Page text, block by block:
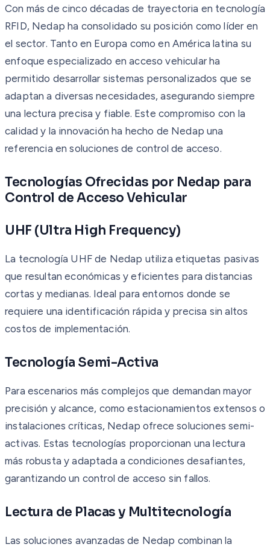
Con más de cinco décadas de trayectoria en tecnología
RFID, Nedap ha consolidado su posición como líder en
el sector. Tanto en Europa como en América latina su
enfoque especializado en acceso vehicular ha
permitido desarrollar sistemas personalizados que se
adaptan a diversas necesidades, asegurando siempre
una lectura precisa y fiable. Este compromiso con la
calidad y la innovación ha hecho de Nedap una
referencia en soluciones de control de acceso.
Tecnologías Ofrecidas por Nedap para
Control de Acceso Vehicular
UHF (Ultra High Frequency)
La tecnología UHF de Nedap utiliza etiquetas pasivas
que resultan económicas y eficientes para distancias
cortas y medianas. Ideal para entornos donde se
requiere una identificación rápida y precisa sin altos
costos de implementación.
Tecnología Semi-Activa
Para escenarios más complejos que demandan mayor
precisión y alcance, como estacionamientos extensos o
instalaciones críticas, Nedap ofrece soluciones semi-
activas. Estas tecnologías proporcionan una lectura
más robusta y adaptada a condiciones desafiantes,
garantizando un control de acceso sin fallos.
Lectura de Placas y Multitecnología
Las soluciones avanzadas de Nedap combinan la